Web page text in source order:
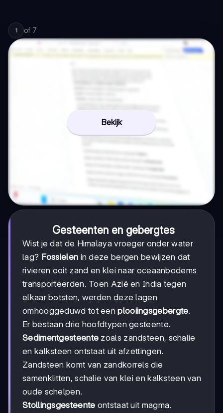
1 of 7
Bekijk
Gesteenten en gebergtes
Wist je dat de Himalaya vroeger onder water
lag? Fossielen in deze bergen bewijzen dat
rivieren ooit zand en klei naar oceaanbodems
transporteerden. Toen Azië en India tegen
elkaar botsten, werden deze lagen
omhooggeduwd tot eenplooiingsgebergte.
Er bestaan drie hoofdtypen gesteente.
Sedimentgesteente zoals zandsteen, schalie
en kalksteen ontstaat uit afzettingen.
Zandsteen komt van zandkorrels die
samenklitten, schalie van klei en kalksteen van
oude schelpen.
Stollingsgesteente ontstaat uit magma.